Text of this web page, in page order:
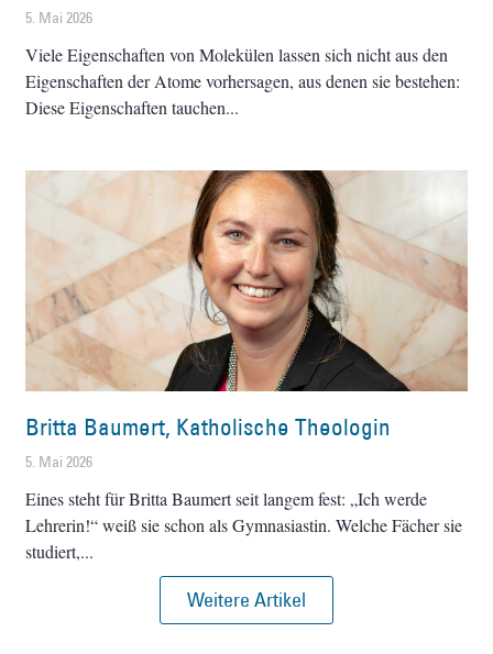
5. Mai 2026
Viele Eigenschaften von Molekülen lassen sich nicht aus den
Eigenschaften der Atome vorhersagen, aus denen sie bestehen:
Diese Eigenschaften tauchen
Britta Baumert, Katholische Theologin
5. Mai 2026
Eines steht für Britta Baumert seit langem fest: „Ich werde
Lehrerin!“ weiß sie schon als Gymnasiastin. Welche Fächer sie
studiert,
Weitere Artikel